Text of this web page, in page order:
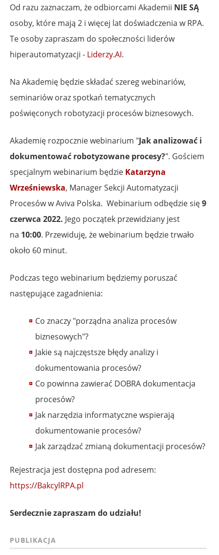
Od razu zaznaczam, że odbiorcami Akademii NIE SĄ
osoby, które mają 2 i więcej lat doświadczenia w RPA.
Te osoby zapraszam do społeczności liderów
hiperautomatyzacji - Liderzy.AI.
Na Akademię będzie składać szereg webinariów,
seminariów oraz spotkań tematycznych
poświęconych robotyzacji procesów biznesowych.
Akademię rozpocznie webinarium "Jak analizować i
dokumentować robotyzowane procesy?". Gościem
specjalnym webinarium będzie Katarzyna
Wrześniewska, Manager Sekcji Automatyzacji
Procesów w Aviva Polska. Webinarium odbędzie się9
czerwca 2022. Jego początek przewidziany jest
na 10:00. Przewiduję, że webinarium będzie trwało
około 60 minut.
Podczas tego webinarium będziemy poruszać
następujące zagadnienia:
Co znaczy "porządna analiza procesów
biznesowych"?
Jakie są najczęstsze błędy analizy i
dokumentowania procesów?
Co powinna zawierać DOBRA dokumentacja
procesów?
Jak narzędzia informatyczne wspierają
dokumentowanie procesów?
Jak zarządzać zmianą dokumentacji procesów?
Rejestracja jest dostępna pod adresem:
https://BakcylRPA.pl
Serdecznie zapraszam do udziału!
PUBLIKACJA